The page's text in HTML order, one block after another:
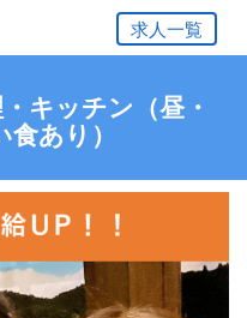
求人一覧
キッチン（昼・
あり）